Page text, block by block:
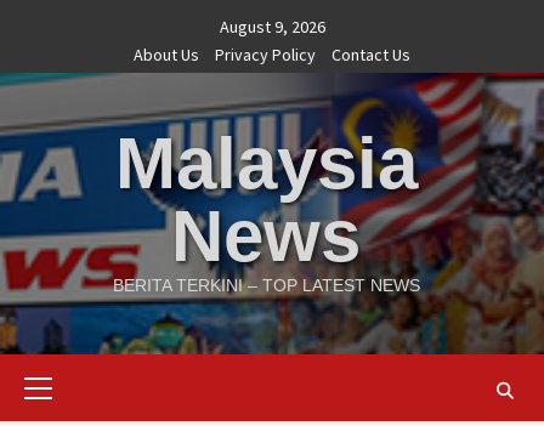
content
August 9, 2026
About Us
Privacy Policy Contact Us
Malaysia
News
BERITA TERKINI – TOP LATEST NEWS